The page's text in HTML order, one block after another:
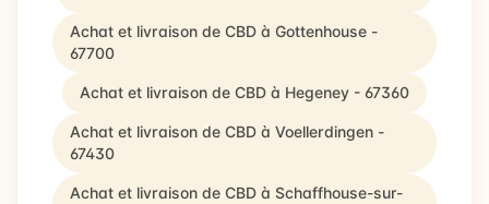
Achat et livraison de CBD à Gottenhouse -
67700
Achat et livraison de CBD à Hegeney - 67360
Achat et livraison de CBD à Voellerdingen -
67430
Achat et livraison de CBD à Schaffhouse-sur-